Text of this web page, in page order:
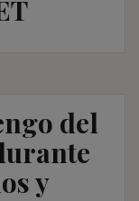
del
y